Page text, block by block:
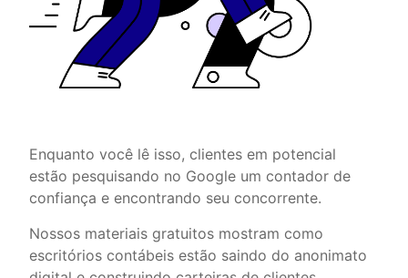
Enquanto você lê isso, clientes em potencial
estão pesquisando no Google um contador de
confiança e encontrando seu concorrente.
Nossos materiais gratuitos mostram como
escritórios contábeis estão saindo do anonimato